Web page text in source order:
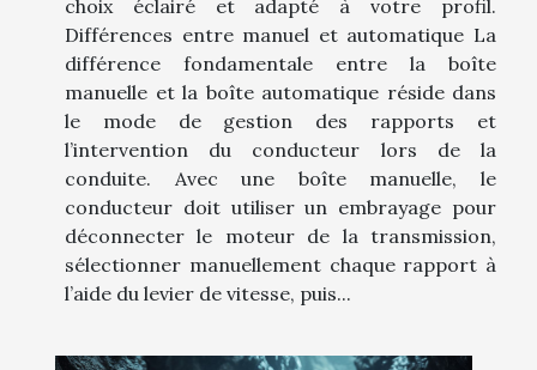
choix éclairé et adapté à votre profil.
Différences entre manuel et automatique La
différence fondamentale entre la boîte
manuelle et la boîte automatique réside dans
le mode de gestion des rapports et
l’intervention du conducteur lors de la
conduite. Avec une boîte manuelle, le
conducteur doit utiliser un embrayage pour
déconnecter le moteur de la transmission,
sélectionner manuellement chaque rapport à
l’aide du levier de vitesse, puis...